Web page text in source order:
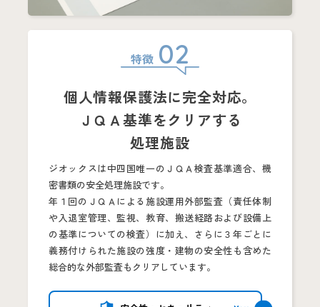
特徴 02
個人情報保護法に完全対応。
ＪＱＡ基準をクリアする
処理施設
ジオックスは中四国唯一のＪＱＡ検査基準適合、機
密書類の安全処理施設です。
年１回のＪＱＡによる施設運用外部監査（責任体制
や入退室管理、監視、教育、搬送経路および設備上
の基準についての検査）に加え、さらに３年ごとに
義務付けられた施設の強度・建物の安全性も含めた
総合的な外部監査もクリアしています。